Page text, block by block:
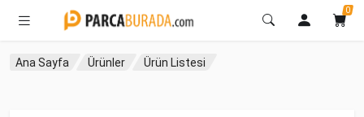
0
Ana Sayfa Ürünler Ürün Listesi